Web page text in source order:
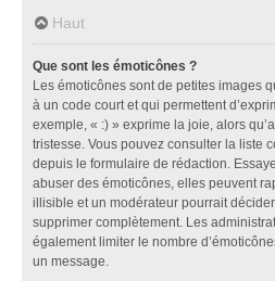
Haut
Que sont les émoticônes ?
Les émoticônes sont de petites images
à un code court et qui permettent
exemple, « :) » exprime la joie, alors
tristesse. Vous pouvez consulter la liste
depuis le formulaire de rédaction.
abuser des émoticônes, elles peuvent
illisible et un modérateur pourrait
supprimer complètement. Les
également limiter le nombre
un message.